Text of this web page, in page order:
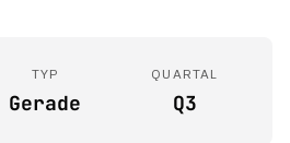
TYP
Gerade
QUARTAL
Q3